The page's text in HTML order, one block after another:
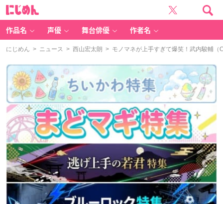
作品名 声優 舞台俳優 作者名
にじめん > ニュース > 西山宏太朗 > モノマネが上手すぎて爆笑！武内駿輔（